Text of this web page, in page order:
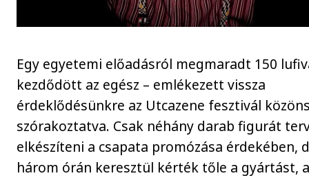
Egy egyetemi előadásról megmaradt 150
kezdődött az egész – emlékezett vissza
érdeklődésünkre az Utcazene fesztivál
szórakoztatva. Csak néhány darab figurát
elkészíteni a csapata promózása érdekében,
három órán keresztül kérték tőle a gyártást,